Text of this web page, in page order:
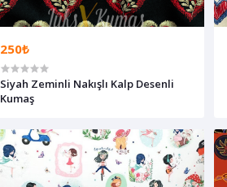
250₺
Siyah Zeminli Nakışlı Kalp Desenli
Kumaş